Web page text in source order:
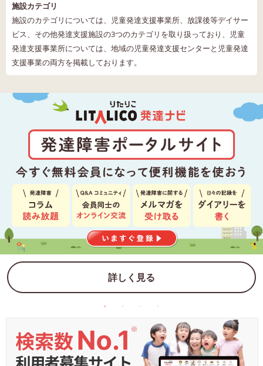
施設カテゴリ
施設のカテゴリについては、児童発達支援事業所、放課後等デイサー
ビス、その他発達支援施設の3つのカテゴリを取り扱っており、児童
発達支援事業所については、地域の児童発達支援センターと児童発達
支援事業の両方を掲載しております。
詳しく見る